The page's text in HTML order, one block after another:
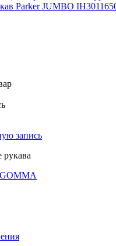
Parker JUMBO
запись
рукава